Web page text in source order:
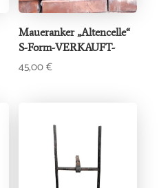
Maueranker „Altencelle“
S-Form-VERKAUFT-
45,00€